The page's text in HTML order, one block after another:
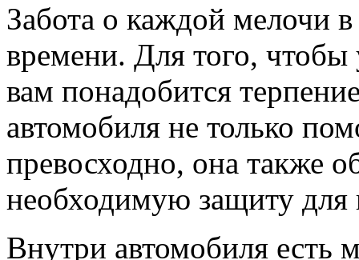
Забота о каждой мелочи
времени. Для того, чтобы
вам понадобится
автомобиля не только
превосходно, она также
необходимую защиту для
Внутри автомобиля есть